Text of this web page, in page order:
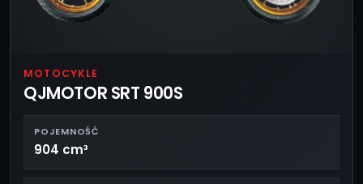
MOTOCYKLE
QJMOTOR SRT 900S
POJEMNOŚĆ
904 cm³